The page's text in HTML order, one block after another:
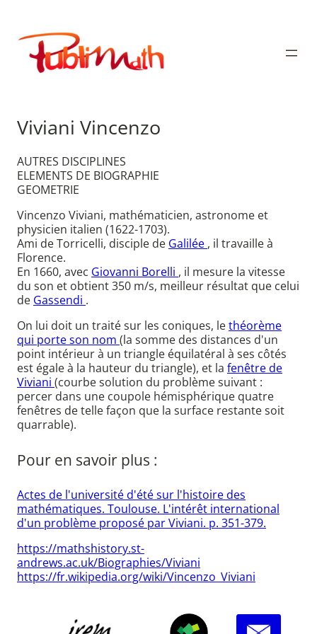
contenu
Publimath
Viviani Vincenzo
AUTRES DISCIPLINES
ELEMENTS DE BIOGRAPHIE
GEOMETRIE
Vincenzo Viviani, mathématicien, astronome et
physicien italien (1622-1703).
Ami de Torricelli, disciple de Galilée , il travaille à
Florence.
En 1660, avec Giovanni Borelli , il mesure la vitesse
du son et obtient 350 m/s, meilleur résultat que celui
de Gassendi .
On lui doit un traité sur les coniques, lethéorème
qui porte son nom (la somme des distances d'un
point intérieur à un triangle équilatéral à ses côtés
est égale à la hauteur du triangle), et la fenêtre de
Viviani (courbe solution du problème suivant :
percer dans une coupole hémisphérique quatre
fenêtres de telle façon que la surface restante soit
quarrable).
Pour en savoir plus :
Actes de l'université d'été sur l'histoire des
mathématiques. Toulouse. L'intérêt international
d'un problème proposé par Viviani. p. 351-379.
https://mathshistory.st-
andrews.ac.uk/Biographies/Viviani
https://fr.wikipedia.org/wiki/Vincenzo_Viviani